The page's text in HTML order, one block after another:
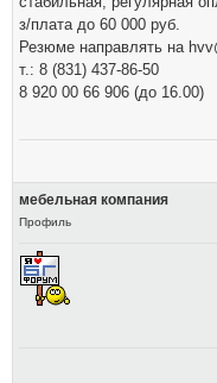
з/плата до 60 000 руб.
Резюме направлять на
т.: 8 (831) 437-86-50
8 920 00 66 906 (до 16.00)
мебельная компания
Профиль